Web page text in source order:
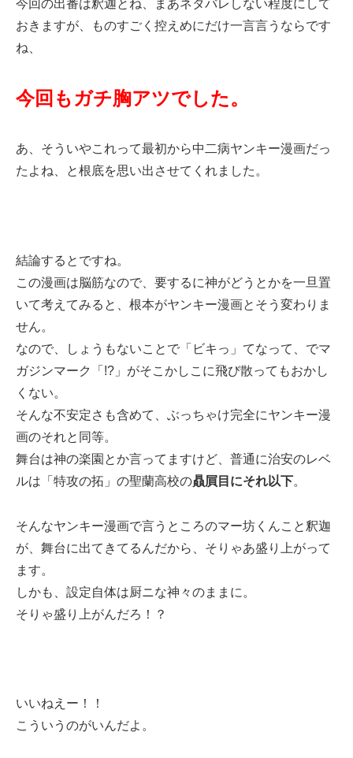
今回の出番は釈迦とね、まあネタバレしない程度にして
おきますが、ものすごく控えめにだけ一言言うならです
ね、
今回もガチ胸アツでした。
あ、そういやこれって最初から中二病ヤンキー漫画だっ
たよね、と根底を思い出させてくれました。
結論するとですね。
この漫画は脳筋なので、要するに神がどうとかを一旦置
いて考えてみると、根本がヤンキー漫画とそう変わりま
せん。
なので、しょうもないことで「ビキっ」てなって、でマ
ガジンマーク「!?」がそこかしこに飛び散ってもおかし
くない。
そんな不安定さも含めて、ぶっちゃけ完全にヤンキー漫
画のそれと同等。
舞台は神の楽園とか言ってますけど、普通に治安のレベ
ルは「特攻の拓」の聖蘭高校の贔屓目にそれ以下。
そんなヤンキー漫画で言うところのマー坊くんこと釈迦
が、舞台に出てきてるんだから、そりゃあ盛り上がって
ます。
しかも、設定自体は厨ニな神々のままに。
そりゃ盛り上がんだろ！？
いいねえー！！
こういうのがいんだよ。